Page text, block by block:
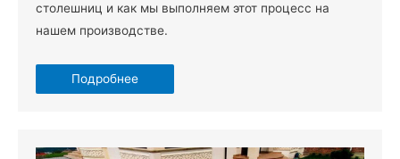
столешниц и как мы выполняем этот процесс на
нашем производстве.
Подробнее